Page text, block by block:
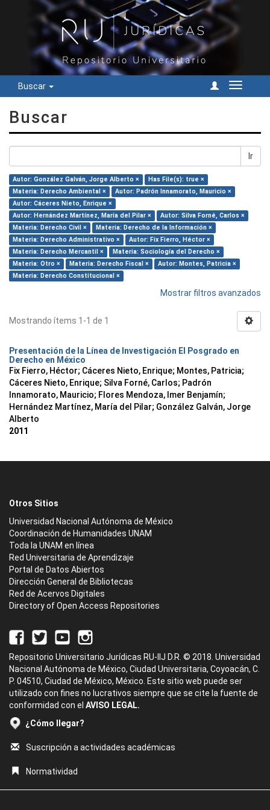
Buscar
Cambiar
Buscar
Ir
Autor: González Galván, Jorge Alberto ×
Has File(s): true ×
Materia: Derecho Ambiental ×
Autor: Padrón Innamorato, Mauricio ×
Autor: Cáceres Nieto, Enrique ×
Autor: Hernández Martínez, María del Pilar ×
Autor: Silva Forné, Carlos ×
Materia: Derecho Civil ×
Materia: Derecho de la Información ×
Materia: Derecho Administrativo ×
Autor: Fix Fierro, Héctor ×
Materia: Derecho Mercantil ×
Materia: Sociología del Derecho ×
Materia: Otro ×
Materia: Derecho Fiscal ×
Autor: Montes, Patricia ×
Materia: Derecho Constitucional ×
Mostrar filtros avanzados
Mostrando ítems 1-1 de 1
Presentación de la Línea de Investigación El Posgrado en
Derecho en México
Fix Fierro, Héctor; Cáceres Nieto, Enrique; Montes, Patricia;
Cáceres Nieto, Enrique; Silva Forné, Carlos; Padrón
Innamorato, Mauricio; Flores Mendoza, Imer Benjamín;
Hernández Martínez, María del Pilar; González Galván, Jorge
Alberto
2011
Otros Sitios
Universidad Nacional Autónoma de México
Coordinación de Humanidades UNAM
Toda la UNAM en línea
Red Universitaria de Aprendizaje
Portal de Datos Abiertos
Dirección General de Bibliotecas
Red de Acervos Digitales
Directory of Open Access Repositories
Repositorio Universitario Jurídicas RU-IIJ D.R. © 2018. Universidad
Nacional Autónoma de México, Ciudad Universitaria, Coyoacán, C.
P. 04510, Ciudad de México, México. Este sitio web puede ser
utilizado con fines no lucrativos siempre que se cite la fuente de
conformidad con el AVISO LEGAL.
¿Cómo llegar?
Suscripción a actividades académicas
Normatividad